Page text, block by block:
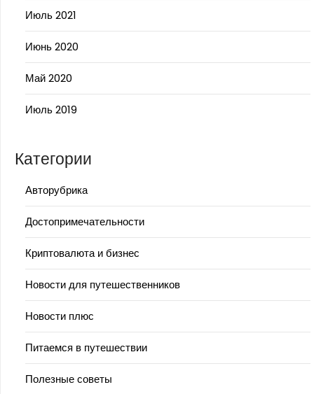
Июль 2021
Июнь 2020
Май 2020
Июль 2019
Категории
Авторубрика
Достопримечательности
Криптовалюта и бизнес
Новости для путешественников
Новости плюс
Питаемся в путешествии
Полезные советы